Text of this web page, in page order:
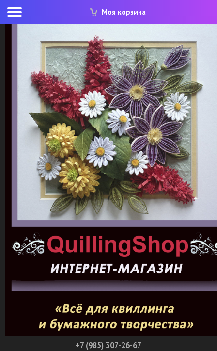
Моя корзина
+7 (985) 307-26-67